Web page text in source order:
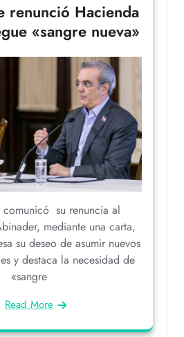
renunció Hacienda
«sangre nueva»
comunicó su renuncia al
mediante una carta,
su deseo de asumir nuevos
y destaca la necesidad de
«sangre
Read More